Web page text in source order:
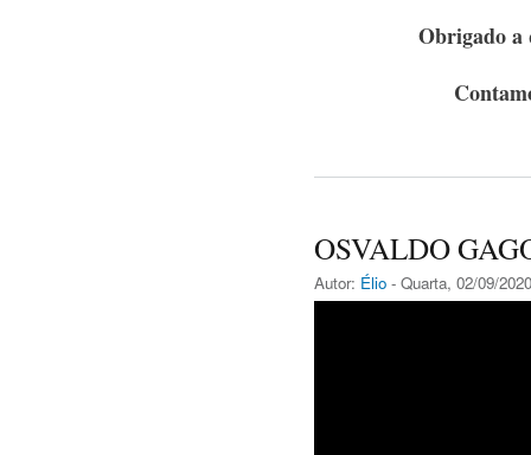
Obrigado
OSVALDO
Autor: Élio - Quarta, 02/09/